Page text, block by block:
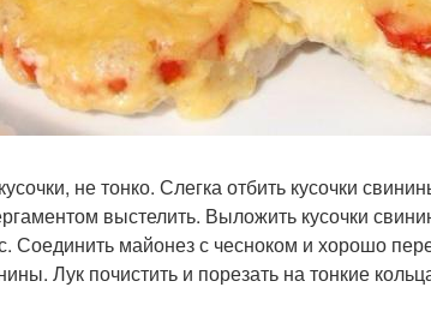
не тонко. Слегка отбить кусочки
выстелить. Выложить кусочки
Соединить майонез с чесноком и хорошо
Лук почистить и порезать на тонкие